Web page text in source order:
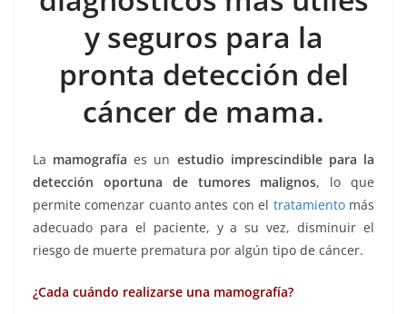
o
k
p
p
g
er
m tir
y seguros para la
pronta detección del
cáncer de mama.
La mamografía es un estudio imprescindible para la
detección oportuna de tumores malignos, lo que
permite comenzar cuanto antes con el tratamientomás
adecuado para el paciente, y a su vez, disminuir el
riesgo de muerte prematura por algún tipo de cáncer.
¿Cada cuándo realizarse una mamografía?